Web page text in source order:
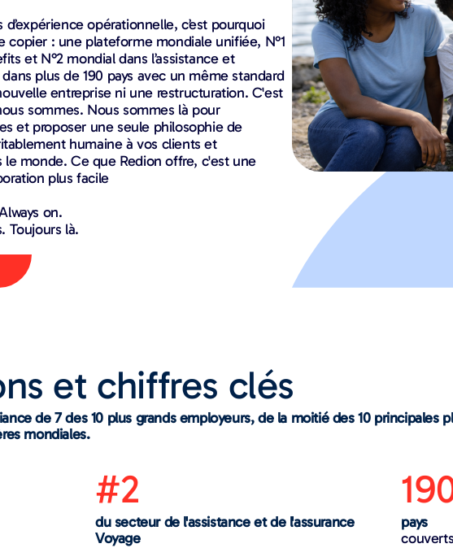
opérationnelle, c’est pourquoi
copier : une plateforme mondiale unifiée, N°1
et N°2 mondial dans l’assistance et
plus de 190 pays avec un même standard
entreprise ni une restructuration. C'est
sommes. Nous sommes là pour
et proposer une seule philosophie de
humaine à vos clients et
le monde. Ce que Redion offre, c'est une
plus facile
on.
Toujours là.
et chiffres clés
de 7 des 10 plus grands employeurs, de la moitié des 10 principales
mondiales.
#2
du secteur de l'assistance et de l'assurance
Voyage
pays
couverts